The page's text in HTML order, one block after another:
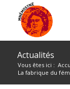
Actualités
Vous êtes ici :
La fabrique du